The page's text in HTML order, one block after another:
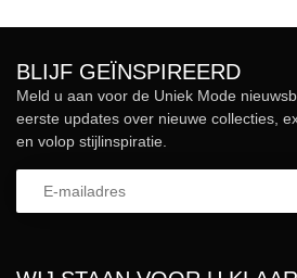
BLIJF GEÏNSPIREERD
Meld u aan voor de Uniek Mode
eerste updates over nieuwe collecties,
en volop stijlinspiratie.